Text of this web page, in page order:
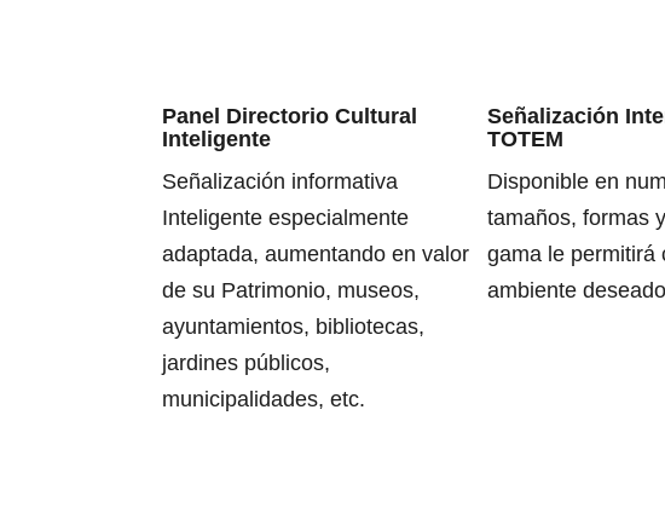
Panel Directorio Cultural
Inteligente
Señalización informativa
Inteligente especialmente
adaptada, aumentando en valor
de su Patrimonio, museos,
ayuntamientos, bibliotecas,
jardines públicos,
municipalidades, etc.
Señalización
TOTEM
Disponible en
tamaños, formas
gama le permitirá
ambiente